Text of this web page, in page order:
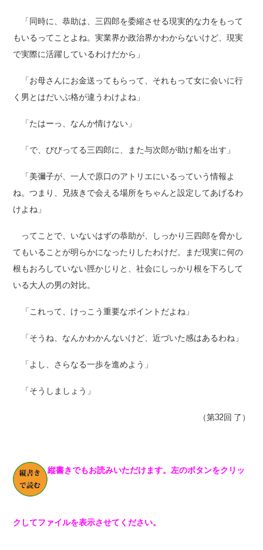
「同時に、恭助は、三四郎を委縮させる現実的な力をもって
もいるってことよね。実業界か政治界かわからないけど、現実
で実際に活躍しているわけだから」
「お母さんにお金送ってもらって、それもって女に会いに行
く男とはだいぶ格が違うわけよね」
「たはーっ、なんか情けない」
「で、びびってる三四郎に、また与次郎が助け船を出す」
「美彌子が、一人で原口のアトリエにいるっていう情報よ
ね。つまり、兄抜きで会える場所をちゃんと設定してあげるわ
けよね」
ってことで、いないはずの恭助が、しっかり三四郎を脅かし
てもいることが明らかになったりしたわけだ。まだ現実に何の
根もおろしていない脛かじりと、社会にしっかり根を下ろして
いる大人の男の対比。
「これって、けっこう重要なポイントだよね」
「そうね、なんかわかんないけど、近づいた感はあるわね」
「よし、さらなる一歩を進めよう」
「そうしましょう」
（第32回 了）
縦書きでもお読みいただけます。左のボタンをクリッ
クしてファイルを表示させてください。